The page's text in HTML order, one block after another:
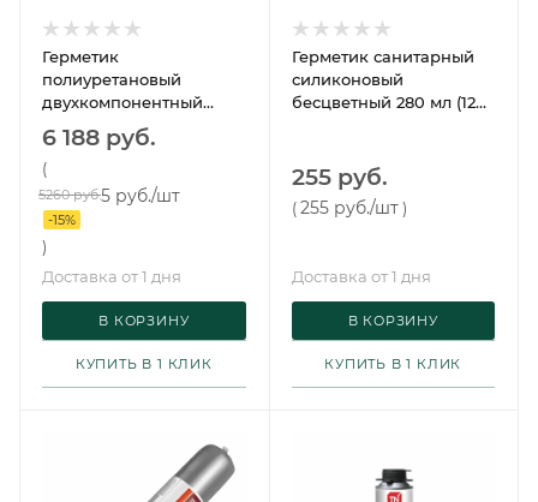
Герметик
полиуретановый
двухкомпонентный
белый 24 Классик 16,5 кг
Сазиласт
6 188 руб.
(
5 руб./шт
5260 руб.
-15%
)
Доставка от 1 дня
В КОРЗИНУ
КУПИТЬ В 1 КЛИК
Герметик санитарный
силиконовый
бесцветный 280 мл (12
255 руб.
(255 руб./шт )
Доставка от 1 дня
В КОРЗИНУ
КУПИТЬ В 1 КЛИК